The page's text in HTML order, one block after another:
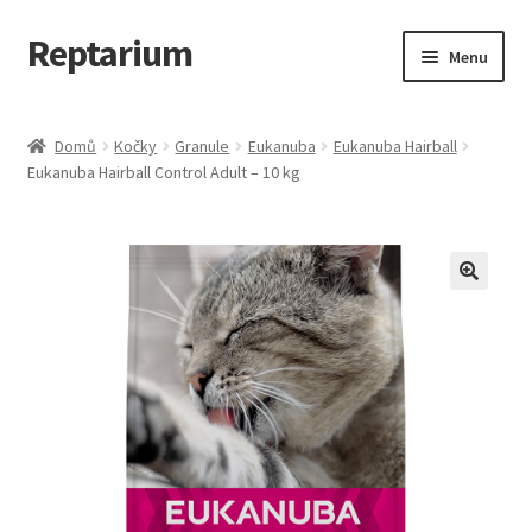
Přeskočit
na
Přejít
k
webu
Reptarium Menu
Košík
Malá zvířata — Klece, krmivo, vybavení
Vše pro kočky
Domů Kočky Granule Eukanuba
Eukanuba Hairball
Eukanuba Hairball Control Adult – 10 kg